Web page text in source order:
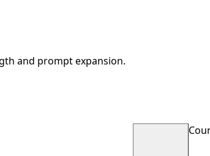
and prompt expansion.